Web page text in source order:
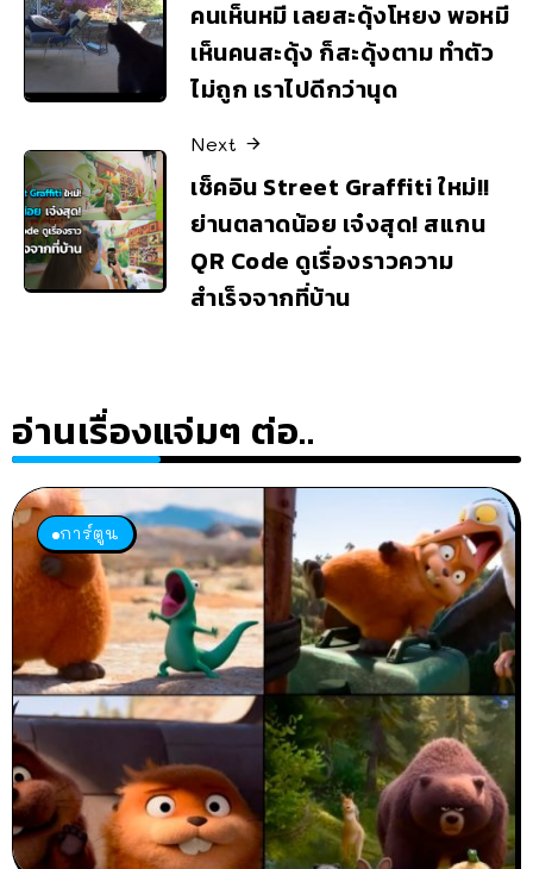
คนเห็นหมี เลยสะดุ้งโหยง พอหมี
เห็นคนสะดุ้ง ก็สะดุ้งตาม ทำตัว
ไม่ถูก เราไปดีกว่านุด
Next
เช็คอิน Street Graffiti ใหม่!!
ย่านตลาดน้อย เจ๋งสุด! สแกน
QR Code ดูเรื่องราวความ
สำเร็จจากที่บ้าน
อ่านเรื่องแจ่มๆ ต่อ..
การ์ตูน